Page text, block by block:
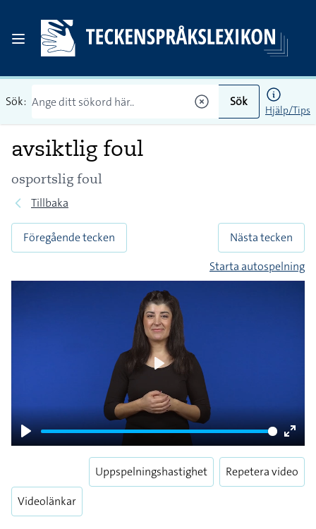
Sök: Sök
Hjälp/Tips
avsiktlig foul
osportslig foul
Tillbaka
Föregående tecken
Nästa tecken
Starta autospelning
Play
Enter
Videolänkar
Uppspelningshastighet Repetera video